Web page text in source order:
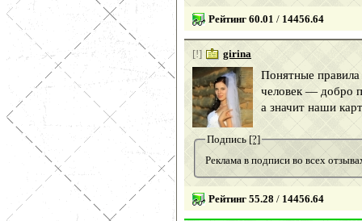
Рейтинг 60.01 / 14456.64
[!] girina
Понятные
человек — добро
а значит наши
Подпись [?]
Реклама в подписи во всех
Рейтинг 55.28 / 14456.64